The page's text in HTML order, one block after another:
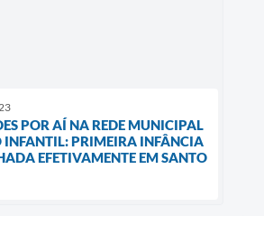
POR AÍ NA REDE MUNICIPAL
INFANTIL: PRIMEIRA INFÂNCIA
EFETIVAMENTE EM SANTO